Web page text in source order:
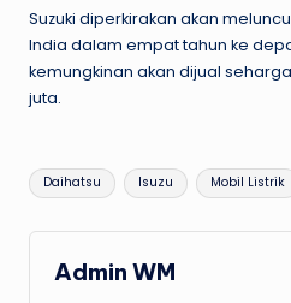
Suzuki diperkirakan akan
India dalam empat tahun ke
kemungkinan akan dijual seharga
juta.
Tags:
Daihatsu Isuzu Mobil Listrik
Admin WM